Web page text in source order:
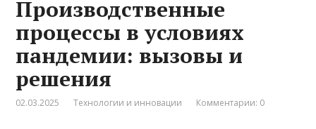
Производственные
процессы в условиях
пандемии: вызовы и
решения
02.03.2025 Технологии и инновации Комментарии: 0